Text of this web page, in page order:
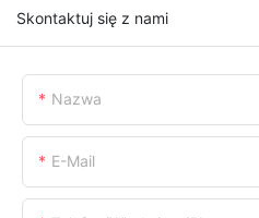
Skontaktuj się z nami
Nazwa
E-Mail